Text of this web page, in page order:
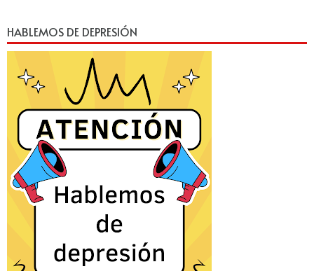
HABLEMOS DE DEPRESIÓN